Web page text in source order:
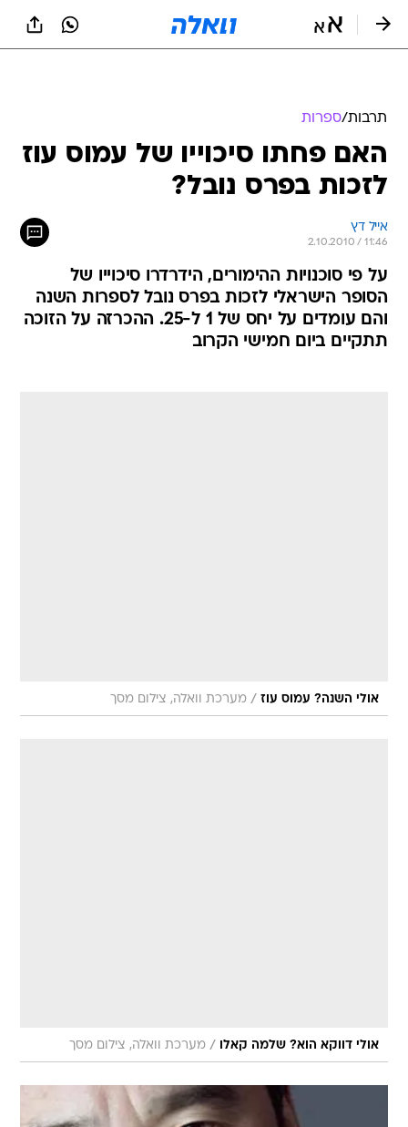
תרבות/ספרות
האם פחתו סיכוייו של עמוס עוז
לזכות בפרס נובל?
אייל דץ
2.10.2010 / 11:46
על פי סוכנויות ההימורים, הידרדרו סיכוייו של
הסופר הישראלי לזכות בפרס נובל לספרות השנה
והם עומדים על יחס של 1 ל-25. ההכרזה על הזוכה
תתקיים ביום חמישי הקרוב
אולי השנה? עמוס עוז / מערכת וואלה, צילום מסך
אולי דווקא הוא? שלמה קאלו / מערכת וואלה, צילום מסך